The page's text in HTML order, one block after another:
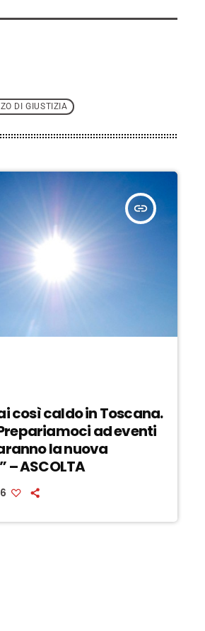
DI GIUSTIZIA
insert_link
così caldo in Toscana.
ad eventi
la nuova
ASCOLTA